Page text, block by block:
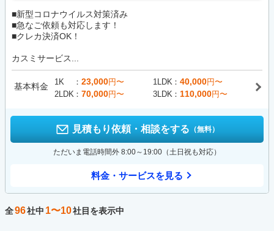
■新型コロナウイルス対策済み
■急なご依頼も対応します！
■クレカ決済OK！
カスミサービス...
基本料金 1K 23,000円〜 1LDK 40,000円〜
2LDK
70,000円〜 3LDK 110,000円〜
見積もり依頼・相談をする （無料）
ただいま電話時間外 8:00～19:00（土日祝も対応）
料金・サービスを見る
全96社中 1〜10社目を表示中